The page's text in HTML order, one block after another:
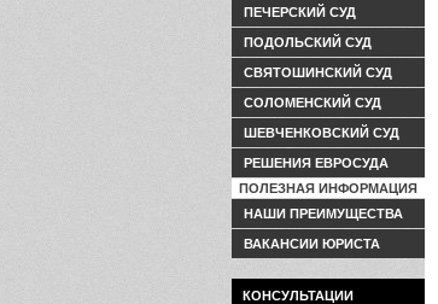
ПЕЧЕРСКИЙ СУД
ПОДОЛЬСКИЙ СУД
СВЯТОШИНСКИЙ СУД
СОЛОМЕНСКИЙ СУД
ШЕВЧЕНКОВСКИЙ СУД
РЕШЕНИЯ ЕВРОСУДА
ПОЛЕЗНАЯ ИНФОРМАЦИЯ
НАШИ ПРЕИМУЩЕСТВА
ВАКАНСИИ ЮРИСТА
КОНСУЛЬТАЦИИ